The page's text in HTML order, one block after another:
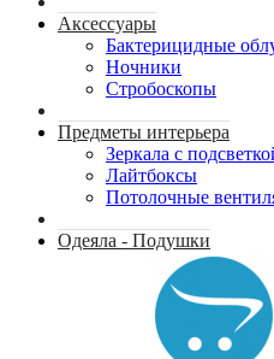
Аксессуары
Бактерицидные
Ночники
Стробоскопы
Предметы интерьера
Зеркала с
Лайтбоксы
Потолочные
Одеяла - Подушки